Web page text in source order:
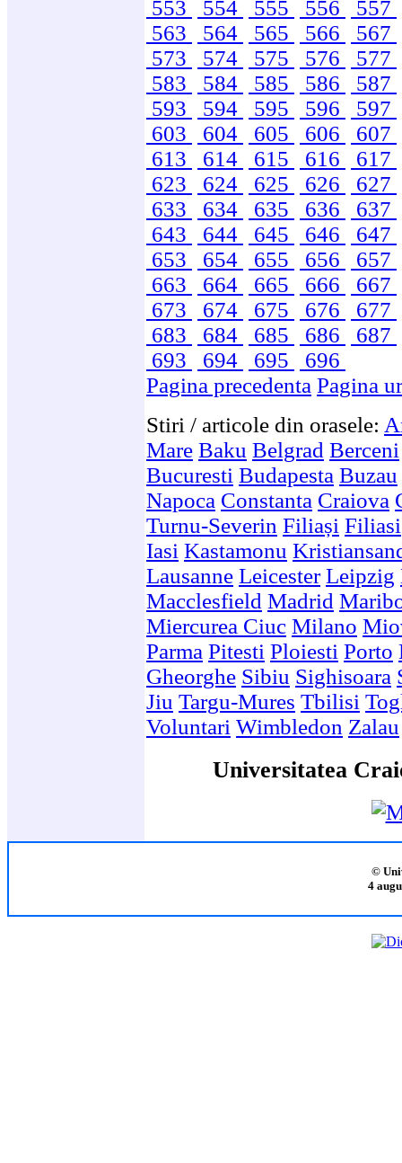
553
554 555 556
557
563
564 565 566
567
573
574 575 576
577
583
584 585 586
587
593
594 595 596
597
603
604 605 606
607
613
614 615 616
617
623
624 625 626
627
633
634 635 636
637
643
644 645 646
647
653
654 655 656
657
663
664 665 666
667
673
674 675 676
677
683
684 685 686
687
693
694 695
696
Pagina precedenta Pagina
Stiri / articole din orasele:
Mare Baku Belgrad Berceni
Bucuresti Budapesta Buzau
Napoca Constanta Craiova
Turnu-Severin Filiași Filiasi
Iasi Kastamonu
Lausanne Leicester Leipzig
Macclesfield Madrid
Miercurea Ciuc Milano
Parma Pitesti Ploiesti Porto
Gheorghe Sibiu Sighisoara
Jiu Targu-Mures Tbilisi
Voluntari Wimbledon Zalau
Universitatea
©
4